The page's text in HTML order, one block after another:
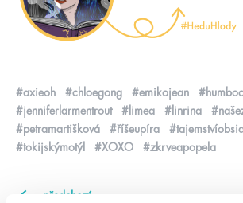
#axieoh #chloegong #emikojean
#jenniferlarmentrout
#limea #linrina
#petramartišková
#říšeupíra
#tokijskýmotýl
#XOXO #zkrveapopela
předchozí